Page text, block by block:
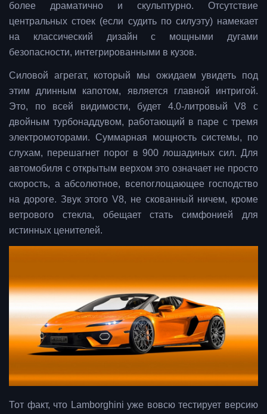
более драматично и скульптурно. Отсутствие
центральных стоек (если судить по силуэту) намекает
на классический дизайн с мощными дугами
безопасности, интегрированными в кузов.
Силовой агрегат, который мы ожидаем увидеть под
этим длинным капотом, является главной интригой.
Это, по всей видимости, будет 4.0-литровый V8 с
двойным турбонаддувом, работающий в паре с тремя
электромоторами. Суммарная мощность системы, по
слухам, перешагнет порог в 900 лошадиных сил. Для
автомобиля с открытым верхом это означает не просто
скорость, а абсолютное, всепоглощающее господство
на дороге. Звук этого V8, не скованный ничем, кроме
ветрового стекла, обещает стать симфонией для
истинных ценителей.
Тот факт, что Lamborghini уже вовсю тестирует версию